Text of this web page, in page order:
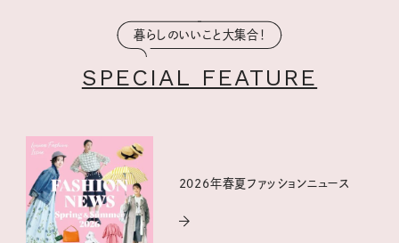
暮らしのいいこと大集合！
SPECIAL FEATURE
2026年春夏ファッションニュース